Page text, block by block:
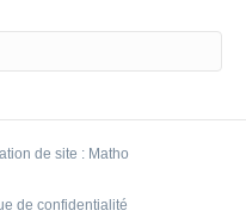
de site : Matho
de confidentialité